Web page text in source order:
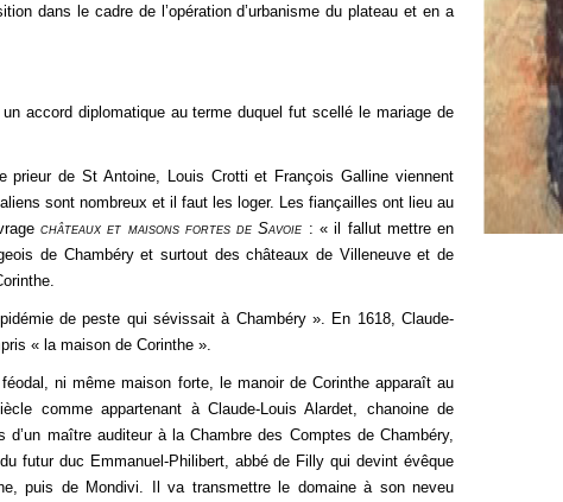
dans le cadre de l’opération d’urbanisme du plateau et en a
accord diplomatique au terme duquel fut scellé le mariage de
prieur de St Antoine, Louis Crotti et François Galline viennent
sont nombreux et il faut les loger. Les fiançailles ont lieu au
châteaux et maisons fortes de Savoie : « il fallut mettre en
de Chambéry et surtout des châteaux de Villeneuve et de
de peste qui sévissait à Chambéry ». En 1618, Claude-
« la maison de Corinthe ».
ni même maison forte, le manoir de Corinthe apparaît au
comme appartenant à Claude-Louis Alardet, chanoine de
d’un maître auditeur à la Chambre des Comptes de Chambéry,
futur duc Emmanuel-Philibert, abbé de Filly qui devint évêque
puis de Mondivi. Il va transmettre le domaine à son neveu